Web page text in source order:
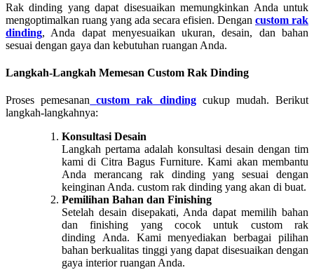
Rak dinding yang dapat disesuaikan memungkinkan Anda untuk
mengoptimalkan ruang yang ada secara efisien. Dengan custom rak
dinding, Anda dapat menyesuaikan ukuran, desain, dan bahan
sesuai dengan gaya dan kebutuhan ruangan Anda.
Langkah-Langkah Memesan Custom Rak Dinding
Proses pemesanan custom rak dindingcukup mudah. Berikut
langkah-langkahnya:
Konsultasi Desain
Langkah pertama adalah konsultasi desain dengan tim
kami di Citra Bagus Furniture. Kami akan membantu
Anda merancang rak dinding yang sesuai dengan
keinginan Anda. custom rak dinding yang akan di buat.
Pemilihan Bahan dan Finishing
Setelah desain disepakati, Anda dapat memilih bahan
dan finishing yang cocok untuk custom rak
dinding Anda. Kami menyediakan berbagai pilihan
bahan berkualitas tinggi yang dapat disesuaikan dengan
gaya interior ruangan Anda.